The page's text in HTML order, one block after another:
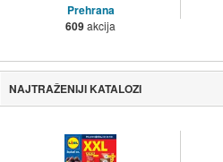
Prehrana
609akcija
NAJTRAŽENIJI KATALOZI